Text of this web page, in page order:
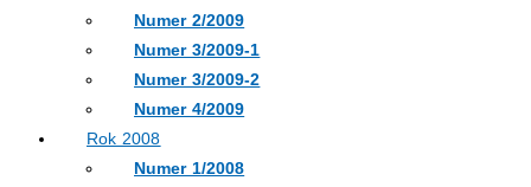
Numer 2/2009
Numer 3/2009-1
Numer 3/2009-2
Numer 4/2009
Rok 2008
Numer 1/2008